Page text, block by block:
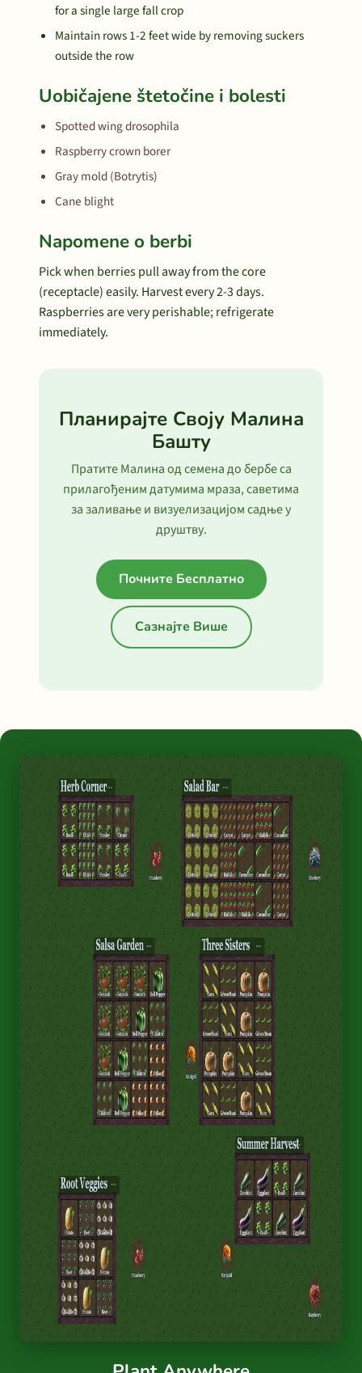
for a single large fall crop
Maintain rows 1-2 feet wide by removing suckers
outside the row
Uobičajene štetočine i bolesti
Spotted wing drosophila
Raspberry crown borer
Gray mold (Botrytis)
Cane blight
Napomene o berbi
Pick when berries pull away from the core
(receptacle) easily. Harvest every 2-3 days.
Raspberries are very perishable; refrigerate
immediately.
Планирајте Своју Малина
Башту
Пратите Малина од семена до бербе са
прилагођеним датумима мраза, саветима
за заливање и визуелизацијом садње у
друштву.
Почните Бесплатно
Сазнајте Више